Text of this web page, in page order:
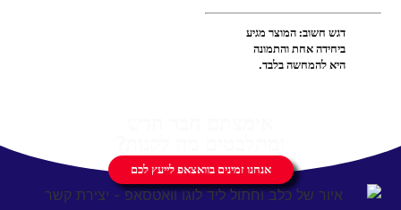
דגש חשוב: המוצר מגיע
ביחידה אחת והתמונה
היא להמחשה בלבד.
אנחנו זמינים בוואצאפ לייעץ לכם